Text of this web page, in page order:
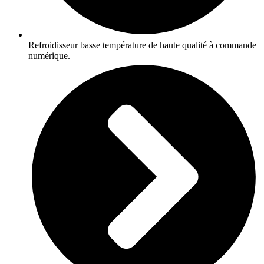
Refroidisseur basse température de haute qualité à commande
numérique.